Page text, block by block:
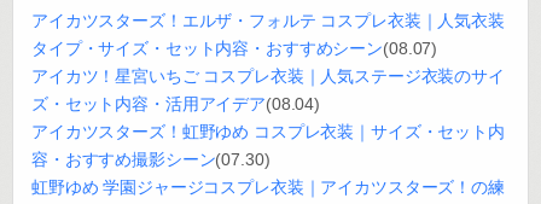
アイカツスターズ！エルザ・フォルテ コスプレ衣装｜人気衣装
タイプ・サイズ・セット内容・おすすめシーン(08.07)
アイカツ！星宮いちご コスプレ衣装｜人気ステージ衣装のサイ
ズ・セット内容・活用アイデア(08.04)
アイカツスターズ！虹野ゆめ コスプレ衣装｜サイズ・セット内
容・おすすめ撮影シーン(07.30)
虹野ゆめ 学園ジャージコスプレ衣装｜アイカツスターズ！の練